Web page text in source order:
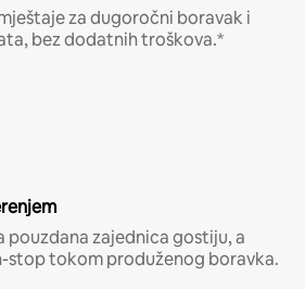
za dugoročni boravak i
bez dodatnih troškova.*
pouzdana zajednica gostiju, a
stop tokom produženog boravka.